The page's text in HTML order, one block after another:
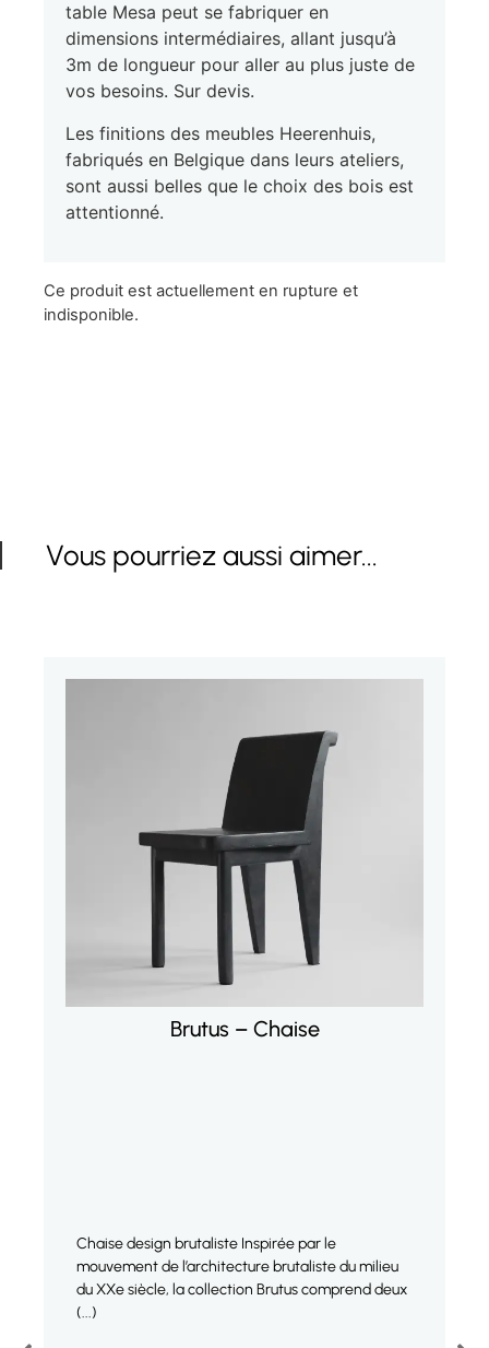
table Mesa peut se fabriquer en
dimensions intermédiaires, allant jusqu’à
3m de longueur pour aller au plus juste de
vos besoins. Sur devis.
Les finitions des meubles Heerenhuis,
fabriqués en Belgique dans leurs ateliers,
sont aussi belles que le choix des bois est
attentionné.
Ce produit est actuellement en rupture et
indisponible.
Vous pourriez aussi aimer...
Brutus – Chaise
Chaise design brutaliste Inspirée par le
mouvement de l’architecture brutaliste du milieu
du XXe siècle, la collection Brutus comprend deux
(...)